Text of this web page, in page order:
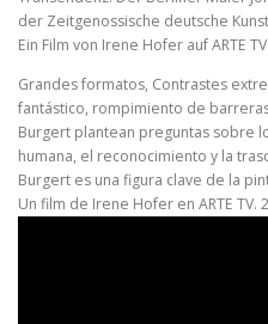
der Zeitgenossische deutsche
Ein Film von Irene Hofer auf ARTE
Grandes formatos, Contrastes
fantástico, rompimiento de
Burgert plantean preguntas sobre
humana, el reconocimiento y la
Burgert es una figura clave de la
Un film de Irene Hofer en ARTE TV.